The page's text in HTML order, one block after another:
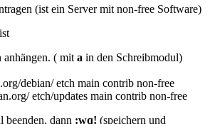
(ist ein Server mit non-free Software)
anhängen. ( mit a in den Schreibmodul)
debian/ etch main contrib non-free
etch/updates main contrib non-free
beenden, dann :wq! (speichern und